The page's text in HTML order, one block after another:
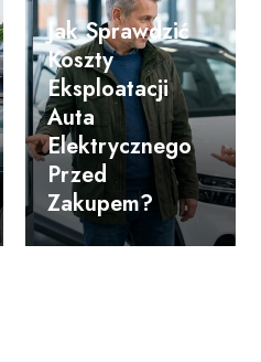
Jak Sprawdzić
Koszty
Eksploatacji
Auta
Elektrycznego
Przed
Zakupem?